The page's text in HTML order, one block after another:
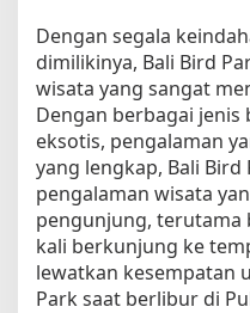
Dengan segala
dimilikinya, Bali Bird
wisata yang sangat
Dengan berbagai
eksotis, pengalaman
yang lengkap, Bali
pengalaman wisata
pengunjung, terutama
kali berkunjung ke
lewatkan kesempatan
Park saat berlibur di